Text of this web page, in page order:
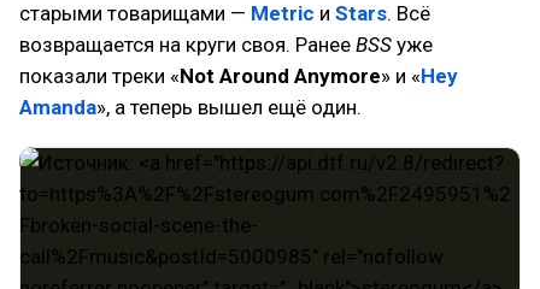
старыми товарищами — Metric и Stars. Всё
возвращается на круги своя. Ранее BSS уже
показали треки «Not Around Anymore» и «Hey
Amanda», а теперь вышел ещё один.